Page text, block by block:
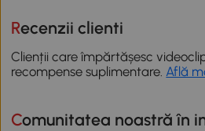
Recenzii clienti
Clienții care împărtășesc
recompense suplimentare. Află
Comunitatea noastră în